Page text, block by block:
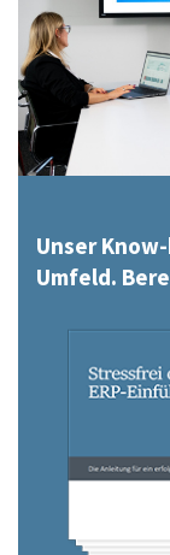
Unser
Umfeld.